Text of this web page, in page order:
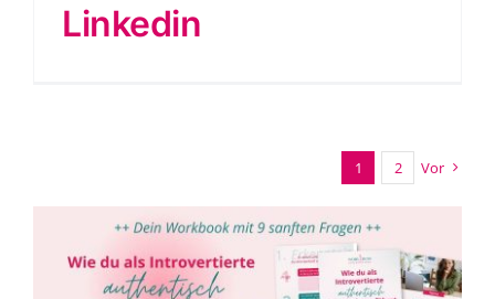
Linkedin
1 2 Vor